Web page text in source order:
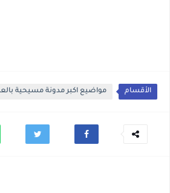
الأقسام مواضيع اكبر مدونة مسيحية